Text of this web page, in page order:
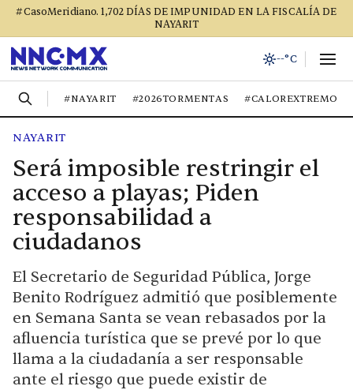
#CasoMeridiano. 1,702 DÍAS DE IMPUNIDAD EN LA FISCALÍA DE
NAYARIT
--°C
#NAYARIT #2026TORMENTAS #CALOREXTREMO
NAYARIT
Será imposible restringir el
acceso a playas; Piden
responsabilidad a
ciudadanos
El Secretario de Seguridad Pública, Jorge
Benito Rodríguez admitió que posiblemente
en Semana Santa se vean rebasados por la
afluencia turística que se prevé por lo que
llama a la ciudadanía a ser responsable
ante el riesgo que puede existir de